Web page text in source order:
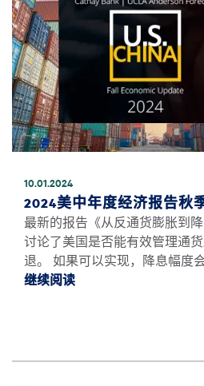
10.01.2024
2024美中年度经济报告秋
最新的报告《从反通货膨胀到
讨论了美国是否能有效管理通
退。 如果可以实现，降息幅度
继续阅读继续阅读2024美中